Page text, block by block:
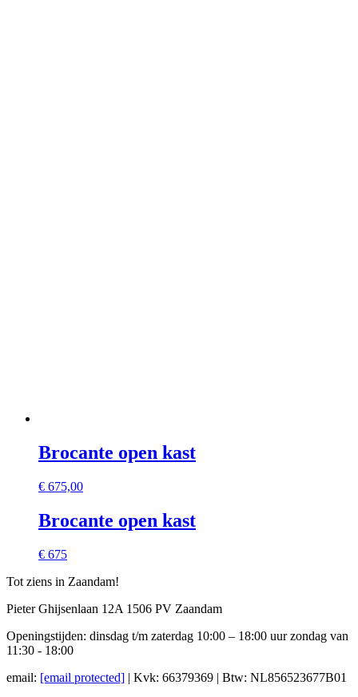
Brocante open kast
€ 675,00
Brocante open kast
€ 675
Tot ziens in Zaandam!
Pieter Ghijsenlaan 12A 1506 PV Zaandam
Openingstijden: dinsdag t/m zaterdag 10:00 – 18:00 uur zondag van
11:30 - 18:00
email: [email protected] | Kvk: 66379369 | Btw: NL856523677B01